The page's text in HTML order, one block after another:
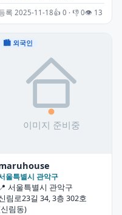
록 2025-11-18👍 0 · 👎 0👁 13
🏙 외국인
울특별시 관악구
📍 서울특별시 관악구
림로23길 34, 3층 302호
림동)